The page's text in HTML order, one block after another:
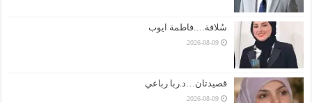
سُلافة….فاطمة ايوب
2026-08-09
قصيدتان…د.ربا رباعي
2026-08-09